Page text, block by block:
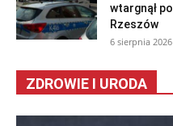
wtargnął
Rzeszów
6 sierpnia
ZDROWIE I URODA